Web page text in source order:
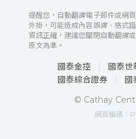
提醒您，自動翻譯電子郵件或網
外掛，可能造成內容誤譯、格式
資訊正確，建議您關閉自動翻譯
原文為準。
國泰金控 國泰世
國泰綜合證券
國
© Cathay
網頁編碼：